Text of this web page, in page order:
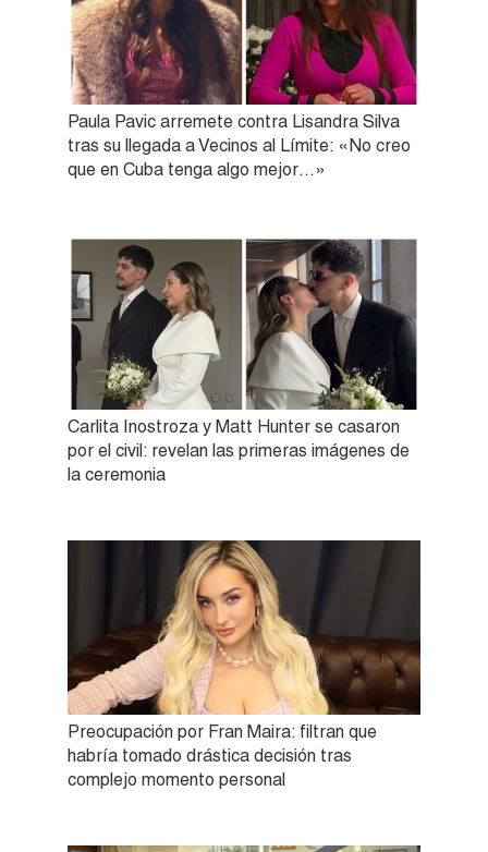
Paula Pavic arremete contra Lisandra Silva
tras su llegada a Vecinos al Límite: «No creo
que en Cuba tenga algo mejor…»
Carlita Inostroza y Matt Hunter se casaron
por el civil: revelan las primeras imágenes de
la ceremonia
Preocupación por Fran Maira: filtran que
habría tomado drástica decisión tras
complejo momento personal